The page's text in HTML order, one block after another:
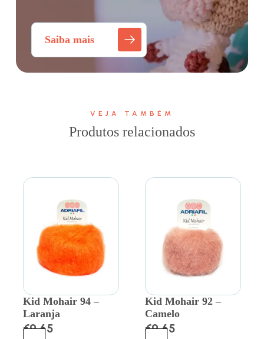
Saiba mais
VEJA TAMBÉM
Produtos relacionados
Kid Mohair 94 –
Laranja
€9.65
Kid Mohair 92 –
Camelo
€9.65